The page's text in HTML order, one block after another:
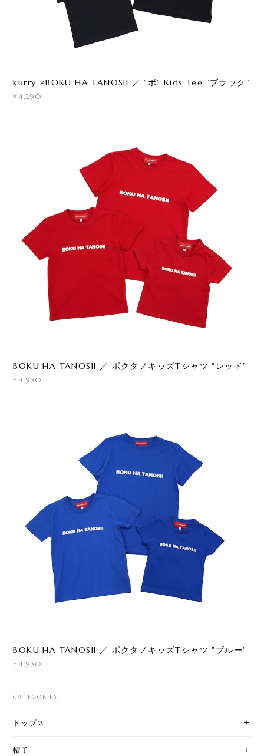
kurry ×BOKU HA TANOSII ／ "ボ" Kids Tee ”ブラック”
¥4,290
BOKU HA TANOSII ／ ボクタノキッズTシャツ "レッド"
¥4,950
BOKU HA TANOSII ／ ボクタノキッズTシャツ "ブルー"
¥4,950
CATEGORIES
トップス
帽子